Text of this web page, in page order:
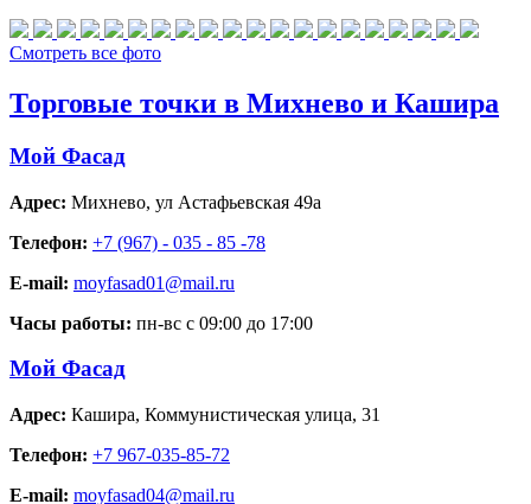
Смотреть все фото
Торговые точки в Михнево и Кашира
Мой Фасад
Адрес: Михнево, ул Астафьевская 49а
Телефон: +7 (967) - 035 - 85 -78
E-mail: moyfasad01@mail.ru
Часы работы: пн-вс с 09:00 до 17:00
Мой Фасад
Адрес: Кашира, Коммунистическая улица, 31
Телефон: +7 967-035-85-72
E-mail: moyfasad04@mail.ru